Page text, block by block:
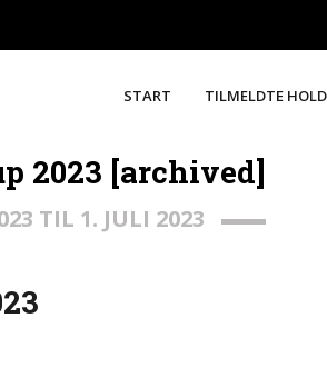
START TILMELDTE HOLD
2023 [archived]
TIL 1. JULI 2023